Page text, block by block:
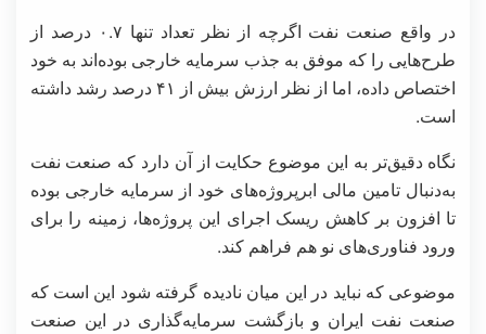
در واقع صنعت نفت اگرچه از نظر تعداد تنها ۰.۷ درصد از
طرح‌هایی را که موفق به جذب سرمایه خارجی بوده‌اند به خود
اختصاص داده، اما از نظر ارزش بیش از ۴۱ درصد رشد داشته
است.
نگاه دقیق‌تر به این موضوع حکایت از آن دارد که صنعت نفت
به‌دنبال تامین مالی ابرپروژه‌های خود از سرمایه خارجی بوده
تا افزون بر کاهش ریسک اجرای این پروژه‌ها، زمینه را برای
ورود فناوری‌های نو هم فراهم کند.
موضوعی که نباید در این میان نادیده گرفته شود این است که
صنعت نفت ایران و بازگشت سرمایه‌گذاری در این صنعت